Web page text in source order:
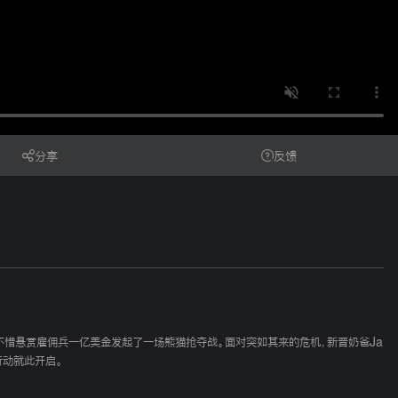
分享 反馈
悬赏雇佣兵一亿美金发起了一场熊猫抢夺战。面对突如其来的危机，新晋奶爸Ja
就此开启。